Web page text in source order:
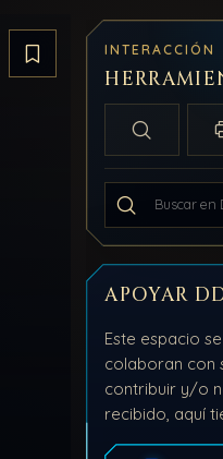
Guardar artículo
INTERACCIÓN
Búsqueda
Buscar en
APOYAR
Este espacio
colaboran con
contribuir y/o
recibido, aquí